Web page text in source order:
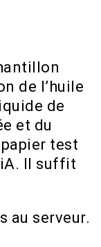
de l’huile
de
et du
test
Il suffit
au serveur.